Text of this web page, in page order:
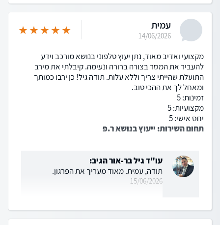
עמית
14/06/2026
מקצועי ואדיב מאוד, נתן יעוץ טלפוני בנושא מורכב וידע
להעביר את המסר בצורה ברורה ונעימה. קיבלתי את מירב
התועלת שהייתי צריך וללא עלות. תודה גיל! כן ירבו כמותך
ומאחל לך את ההכי טוב.
זמינות: 5
מקצועיות: 5
יחס אישי: 5
תחום השירות: ייעוץ בנושא ר.פ
עו"ד גיל בר-אור הגיב:
תודה, עמית. מאוד מעריך את הפרגון.
15/06/2026